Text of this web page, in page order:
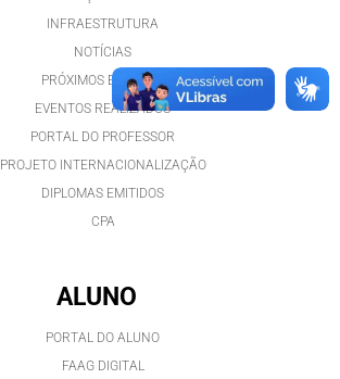
INFRAESTRUTURA
NOTÍCIAS
PRÓXIMOS EVENTOS
EVENTOS REALIZADOS
PORTAL DO PROFESSOR
PROJETO INTERNACIONALIZAÇÃO
DIPLOMAS EMITIDOS
CPA
ALUNO
PORTAL DO ALUNO
FAAG DIGITAL